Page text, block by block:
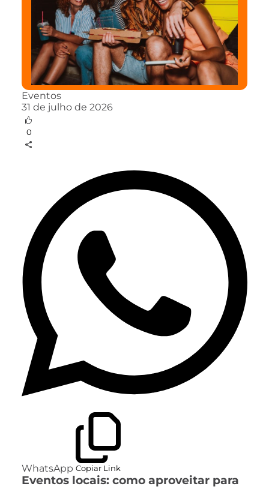
Eventos
31 de julho de 2026
0
WhatsApp Copiar Link
Eventos locais: como aproveitar para